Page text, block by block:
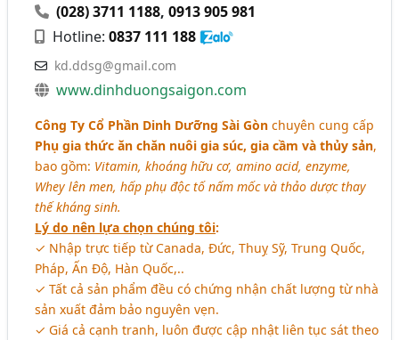
(028) 3711 1188,0913 905 981
Hotline:0837 111 188
kd.ddsg@gmail.com
www.dinhduongsaigon.com
Công Ty Cổ Phần Dinh Dưỡng Sài Gòn chuyên cung cấp
Phụ gia thức ăn chăn nuôi gia súc, gia cầm và thủy sản,
bao gồm: Vitamin, khoáng hữu cơ, amino acid, enzyme,
Whey lên men, hấp phụ độc tố nấm mốc và thảo dược thay
thế kháng sinh.
Lý do nên lựa chọn chúng tôi:
✓ Nhập trực tiếp từ Canada, Đức, Thuỵ Sỹ, Trung Quốc,
Pháp, Ấn Độ, Hàn Quốc,..
✓ Tất cả sản phẩm đều có chứng nhận chất lượng từ nhà
sản xuất đảm bảo nguyên vẹn.
✓ Giá cả cạnh tranh, luôn được cập nhật liên tục sát theo